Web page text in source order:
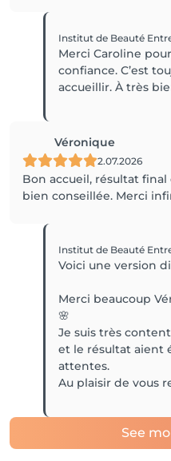
Institut de Beauté
Merci Caroline
confiance. C’est
accueillir. À très
Véronique
2.07.2026
Bon accueil, résultat
bien conseillée. Merci
Institut de Beauté
Voici une version
Merci beaucoup
🌸
Je suis très
et le résultat aient
attentes.
See